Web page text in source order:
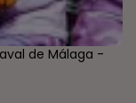
de Málaga -